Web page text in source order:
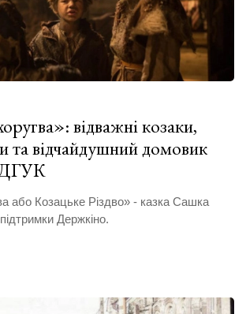
відважні козаки,
та відчайдушний домовик
або Козацьке Різдво» - казка Сашка
Держкіно.